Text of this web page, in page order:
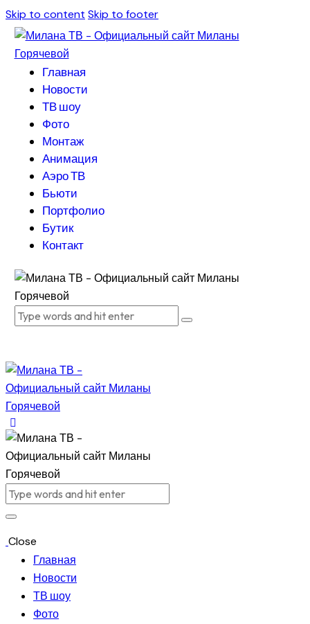
Skip to content Skip to footer
Главная
Новости
ТВ шоу
Фото
Монтаж
Анимация
Аэро ТВ
Бьюти
Портфолио
Бутик
Контакт
Close
Главная
Новости
ТВ шоу
Фото